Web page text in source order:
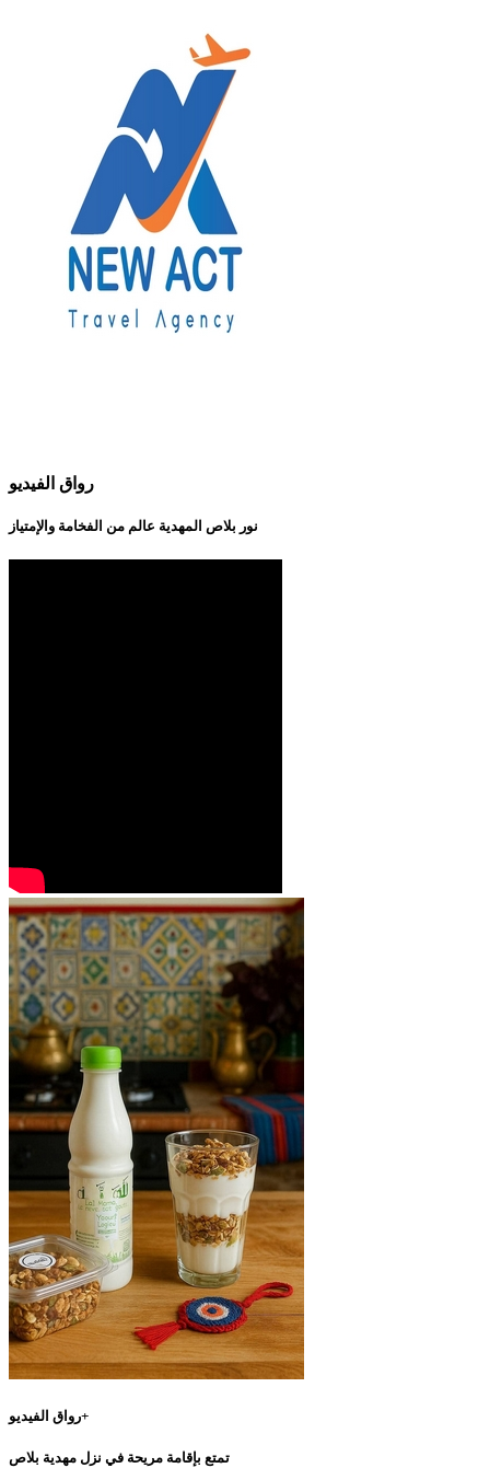
رواق الفيديو
نور بلاص المهدية عالم من الفخامة والإمتياز
رواق الفيديو+
تمتع بإقامة مريحة في نزل مهدية بلاص